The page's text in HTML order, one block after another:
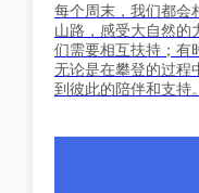
每个周末，我们都会
山路，感受大自然的
们需要相互扶持；有
无论是在攀登的过程
到彼此的陪伴和支持。